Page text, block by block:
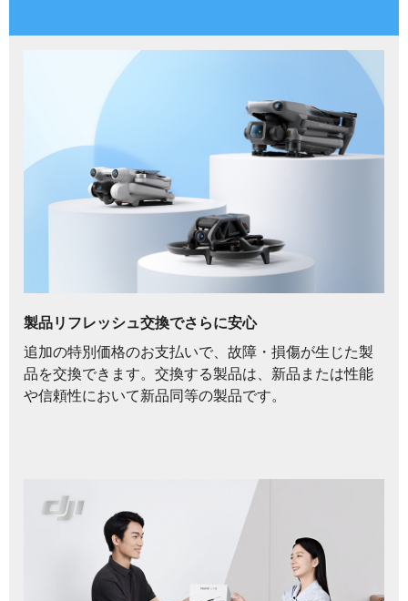
製品リフレッシュ交換でさらに安心
追加の特別価格のお支払いで、故障・損傷が生じた製
品を交換できます。交換する製品は、新品または性能
や信頼性において新品同等の製品です。